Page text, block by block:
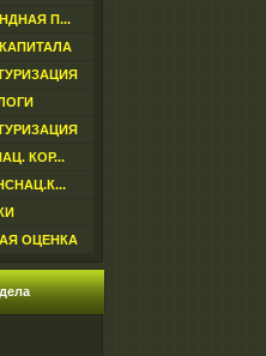
П...
КАПИТАЛА
КОР...
ОЦЕНКА